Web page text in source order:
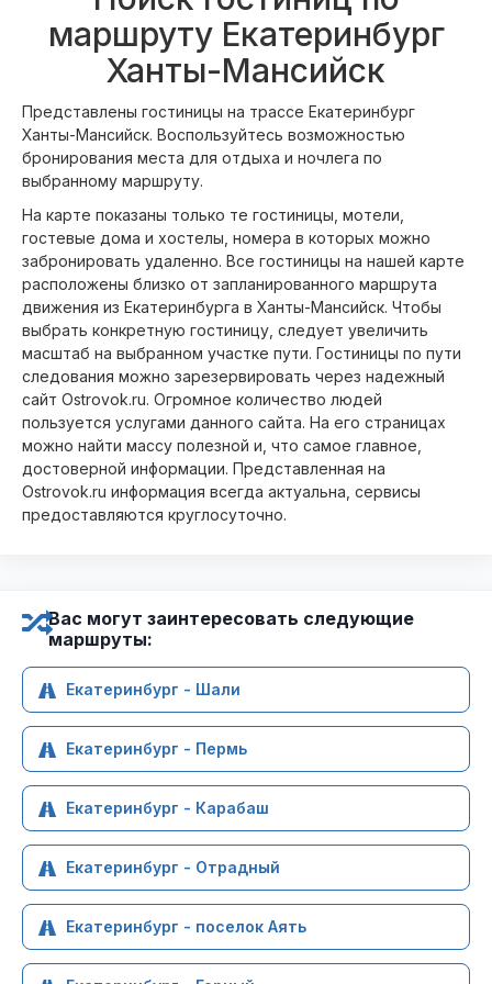
маршруту Екатеринбург
Ханты-Мансийск
Представлены гостиницы на трассе Екатеринбург
Ханты-Мансийск. Воспользуйтесь возможностью
бронирования места для отдыха и ночлега по
выбранному маршруту.
На карте показаны только те гостиницы, мотели,
гостевые дома и хостелы, номера в которых можно
забронировать удаленно. Все гостиницы на нашей карте
расположены близко от запланированного маршрута
движения из Екатеринбурга в Ханты-Мансийск. Чтобы
выбрать конкретную гостиницу, следует увеличить
масштаб на выбранном участке пути. Гостиницы по пути
следования можно зарезервировать через надежный
сайт Ostrovok.ru. Огромное количество людей
пользуется услугами данного сайта. На его страницах
можно найти массу полезной и, что самое главное,
достоверной информации. Представленная на
Ostrovok.ru информация всегда актуальна, сервисы
предоставляются круглосуточно.
Вас могут заинтересовать следующие
маршруты:
Екатеринбург - Шали
Екатеринбург - Пермь
Екатеринбург - Карабаш
Екатеринбург - Отрадный
Екатеринбург - поселок Аять